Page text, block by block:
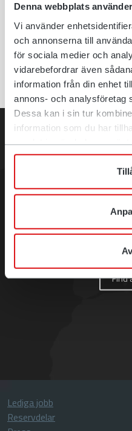
Denna webbplats
Vi använder
och annonserna till
för sociala medier och
vidarebefordrar även
information från din enhet
annons- och analysföretag
Dessa kan i sin tur
information som du har
när som helst återkalla ditt
技術仕様
ダウン
Vill du
Rototilts
Find
Lediga jobb
Reservdelar